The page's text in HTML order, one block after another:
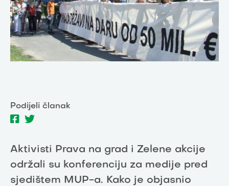
Podijeli članak
Aktivisti Prava na grad i Zelene akcije
održali su konferenciju za medije pred
sjedištem MUP-a. Kako je objasnio